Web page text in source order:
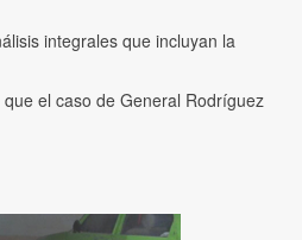
integrales que incluyan la
el caso de General Rodríguez